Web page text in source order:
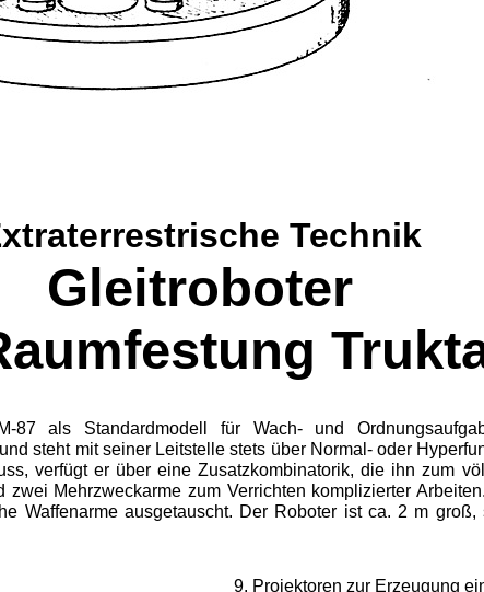
Technik
Gleitroboter
als Standardmodell für Wach- und
steht mit seiner Leitstelle stets über Normal- oder
verfügt er über eine Zusatzkombinatorik, die ihn zum
zwei Mehrzweck­arme zum Verrichten komplizierter
Waffen­arme ausgetauscht. Der Roboter ist ca. 2 m
Projektoren zur Erzeugung